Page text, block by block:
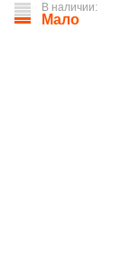
В наличии:
Мало